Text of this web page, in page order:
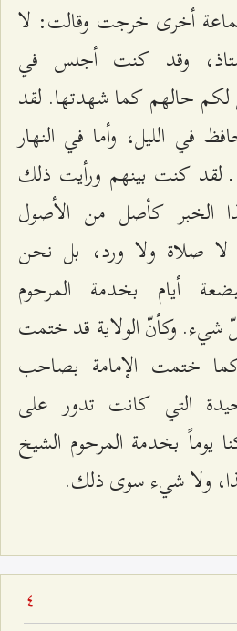
أخرى خرجت وقالت: لا
وقد كنت أجلس في
لكم حالهم كما شهدتها. لقد
في الليل، وأما في النهار
ـ لقد كنت بينهم ورأيت ذلك
الخبر كأصل من الأصول
لا صلاة ولا ورد، بل نحن
أيام بخدمة المرحوم
شيء. وكأنّ الولاية قد ختمت
ختمت الإمامة بصاحب
التي كانت تدور على
بخدمة المرحوم الشيخ
ولا شيء سوى ذلك.
4